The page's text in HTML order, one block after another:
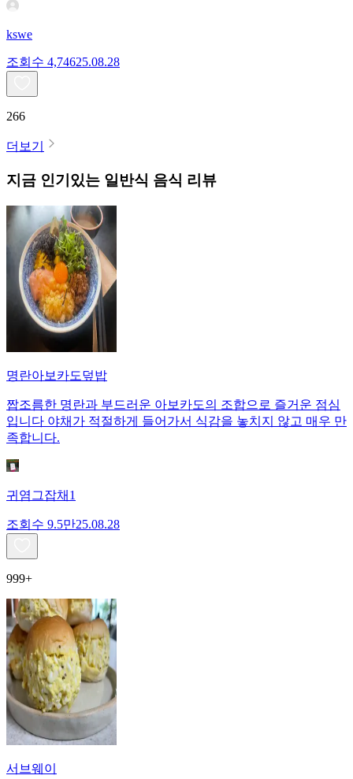
kswe
조회수 4,74625.08.28
266
더보기
지금 인기있는 일반식 음식 리뷰
명란아보카도덮밥
짭조름한 명란과 부드러운 아보카도의 조합으로 즐거운 점심
입니다 야채가 적절하게 들어가서 식감을 놓치지 않고 매우 만
족합니다.
귀염그잡채1
조회수 9.5만25.08.28
999+
서브웨이